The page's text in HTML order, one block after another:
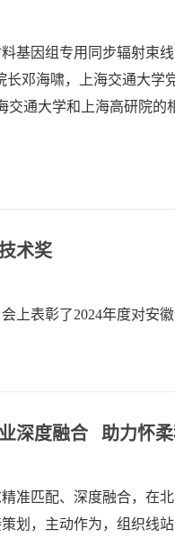
基因组专用同步辐射束
长邓海啸，上海交通大
交通大学和上海高研院
术奖
上表彰了2024年度对
深度融合 助力怀
准匹配、深度融合，在
划，主动作为，组织线